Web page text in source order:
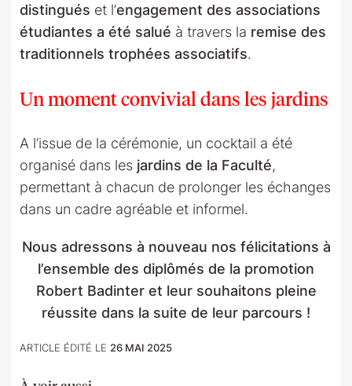
distingués et l’engagement des associations
étudiantes a été salué à travers la remise des
traditionnels trophées associatifs.
Un moment convivial dans les jardins
A l’issue de la cérémonie, un cocktail a été
organisé dans les jardins de la Faculté,
permettant à chacun de prolonger les échanges
dans un cadre agréable et informel.
Nous adressons à nouveau nos félicitations à
l’ensemble des diplômés de la promotion
Robert Badinter et leur souhaitons pleine
réussite dans la suite de leur parcours !
ARTICLE ÉDITÉ LE 26 MAI 2025